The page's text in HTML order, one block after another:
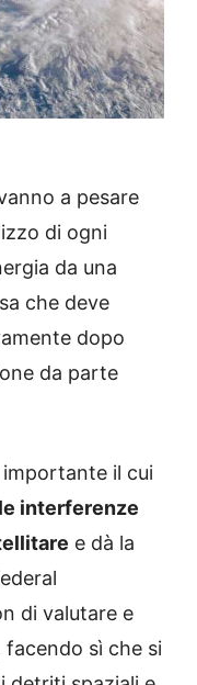
a pesare
di ogni
da una
che deve
dopo
da parte
il cui
interferenze
e dà la
di valutare e
sì che si